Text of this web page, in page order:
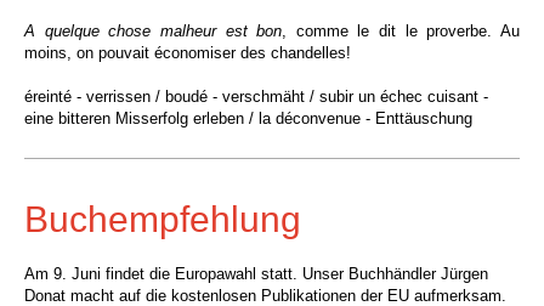
A quelque chose malheur est bon, comme le dit le proverbe. Au
moins, on pouvait économiser des chandelles!
éreinté - verrissen / boudé - verschmäht / subir un échec cuisant -
eine bitteren Misserfolg erleben / la déconvenue - Enttäuschung
Buchempfehlung
Am 9. Juni findet die Europawahl statt. Unser Buchhändler Jürgen
Donat macht auf die kostenlosen Publikationen der EU aufmerksam.